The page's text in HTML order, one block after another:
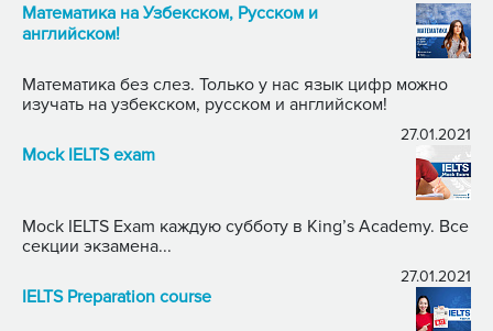
Математика на Узбекском, Русском и
английском!
Математика без слез. Только у нас язык цифр можно
изучать на узбекском, русском и английском!
27.01.2021
Mock IELTS exam
Mock IELTS Exam каждую субботу в King’s Academy. Все
секции экзамена...
27.01.2021
IELTS Preparation course